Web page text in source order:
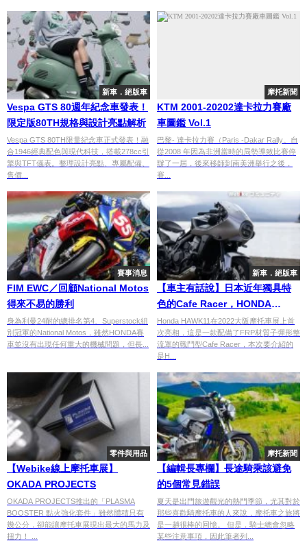
新車．絕版車
Vespa GTS 80週年紀念車發表！
限定版80TH規格與設計亮點解析
Vespa GTS 80TH限量紀念車正式發表！融
合1946經典配色與現代科技，搭載278cc引
擎與TFT儀表。整理設計亮點、專屬配備、
售價...
摩托新聞
KTM 2001-20202達卡拉力賽廠
車圖鑑 Vol.1
巴黎- 達卡拉力賽（Paris -Dakar Rally。自
從2008 年因為非洲當時的局勢導致比賽停
辦了一屆，後來移師到南美洲舉行之後，
賽...
賽事消息
FIM EWC／回顧National Motos
得來不易的勝利
身為利曼24耐的總排名第4、Superstock組
別冠軍的National Motos，雖然HONDA賽
車並沒有出現任何重大的機械問題，但長...
新車．絕版車
【車主有話說】日本近年獨具特
色的Cafe Racer，HONDA
HAWK 11
Honda HAWK11在2022大阪摩托車展上首
次亮相，這是一款配備了FRP材質子彈形整
流罩的戰鬥型Cafe Racer，本次要介紹的
是H...
零件與用品
【Webike線上摩托車展】
OKADA PROJECTS
OKADA PROJECTS推出的「PLASMA
BOOSTER 點火強化套件」雖然體積只有
幾公分，卻能讓摩托車展現出最大的馬力及
扭力！ ...
摩托新聞
【編輯長專欄】長途騎乘該避免
的5個常見錯誤
夏天是出門旅遊觀光的熱門季節，尤其對於
那些喜歡騎摩托車的人來說，摩托車之旅將
是一趟很棒的回憶。 但是，騎士總會忽略
某些注意事項，因此筆者列...